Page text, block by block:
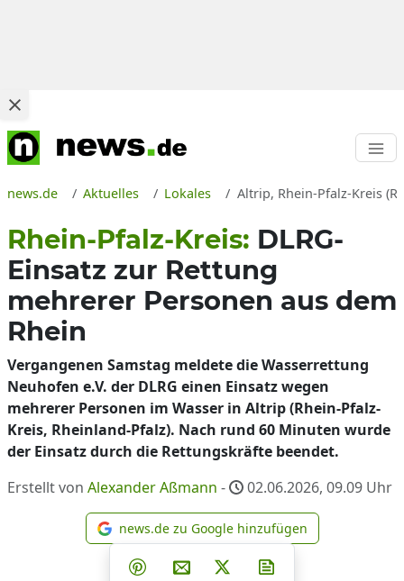
news.de Aktuelles Lokales Altrip, Rhein-Pfalz-Kreis
Rhein-Pfalz-Kreis: DLRG-
Einsatz zur Rettung
mehrerer Personen aus dem
Rhein
Vergangenen Samstag meldete die Wasserrettung
Neuhofen e.V. der DLRG einen Einsatz wegen
mehrerer Personen im Wasser in Altrip (Rhein-Pfalz-
Kreis, Rheinland-Pfalz). Nach rund 60 Minuten wurde
der Einsatz durch die Rettungskräfte beendet.
Erstellt von Alexander Aßmann - 02.06.2026, 09.09 Uhr
news.de zu Google
news.de zu Google hinzufügen
Teilen auf Facebook
Teilen auf Whatsapp
Teilen auf Telegram
Teilen auf Pinterest
Per E-Mail teilen
Post auf X